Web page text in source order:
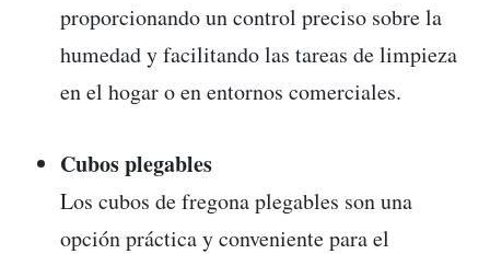
proporcionando un control preciso sobre la
humedad y facilitando las tareas de limpieza
en el hogar o en entornos comerciales.
Cubos plegables
Los cubos de fregona plegables son una
opción práctica y conveniente para el